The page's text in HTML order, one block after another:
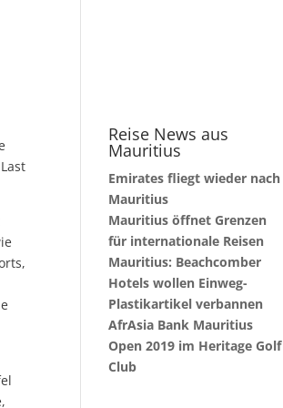
Reise News aus
Mauritius
Emirates fliegt wieder nach
Mauritius
Mauritius öffnet Grenzen
für internationale Reisen
Mauritius: Beachcomber
Hotels wollen Einweg-
Plastikartikel verbannen
AfrAsia Bank Mauritius
Open 2019 im Heritage Golf
Club